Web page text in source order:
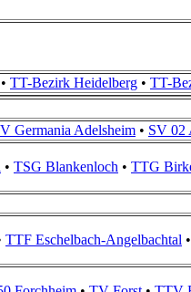
• TT-Bezirk Heidelberg • TT-
Germania Adelsheim • SV 02
• TSG Blankenloch • TTG
TTF Eschelbach-Angelbachtal •